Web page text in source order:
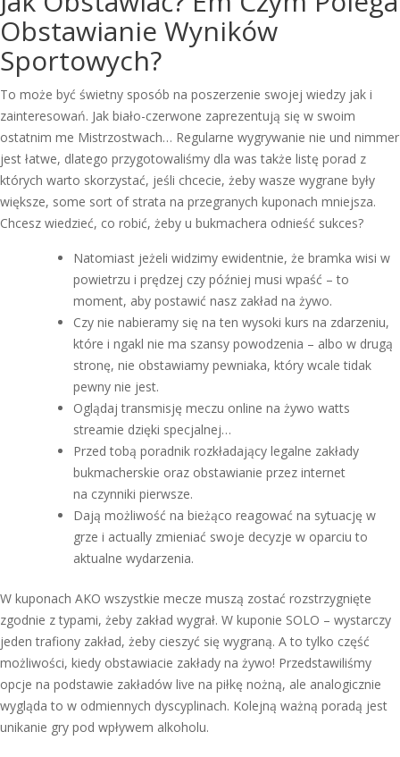
Obstawianie Wyników
Sportowych?
To może być świetny sposób na poszerzenie swojej wiedzy jak i
zainteresowań. Jak biało-czerwone zaprezentują się w swoim
ostatnim me Mistrzostwach… Regularne wygrywanie nie und nimmer
jest łatwe, dlatego przygotowaliśmy dla was także listę porad z
których warto skorzystać, jeśli chcecie, żeby wasze wygrane były
większe, some sort of strata na przegranych kuponach mniejsza.
Chcesz wiedzieć, co robić, żeby u bukmachera odnieść sukces?
Natomiast jeżeli widzimy ewidentnie, że bramka wisi w
powietrzu i prędzej czy później musi wpaść – to
moment, aby postawić nasz zakład na żywo.
Czy nie nabieramy się na ten wysoki kurs na zdarzeniu,
które i ngakl nie ma szansy powodzenia – albo w drugą
stronę, nie obstawiamy pewniaka, który wcale tidak
pewny nie jest.
Oglądaj transmisję meczu online na żywo watts
streamie dzięki specjalnej…
Przed tobą poradnik rozkładający legalne zakłady
bukmacherskie oraz obstawianie przez internet
na czynniki pierwsze.
Dają możliwość na bieżąco reagować na sytuację w
grze i actually zmieniać swoje decyzje w oparciu to
aktualne wydarzenia.
W kuponach AKO wszystkie mecze muszą zostać rozstrzygnięte
zgodnie z typami, żeby zakład wygrał. W kuponie SOLO – wystarczy
jeden trafiony zakład, żeby cieszyć się wygraną. A to tylko część
możliwości, kiedy obstawiacie zakłady na żywo! Przedstawiliśmy
opcje na podstawie zakładów live na piłkę nożną, ale analogicznie
wygląda to w odmiennych dyscyplinach. Kolejną ważną poradą jest
unikanie gry pod wpływem alkoholu.